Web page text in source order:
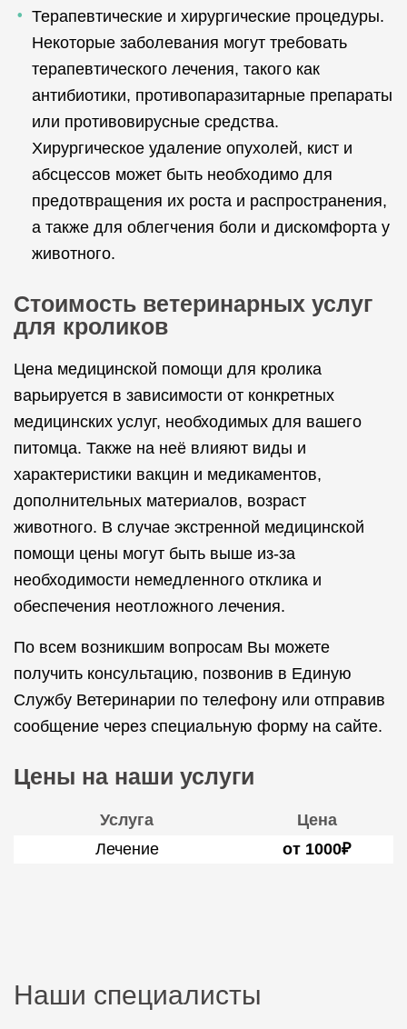
Терапевтические и хирургические процедуры.
Некоторые заболевания могут требовать
терапевтического лечения, такого как
антибиотики, противопаразитарные препараты
или противовирусные средства.
Хирургическое удаление опухолей, кист и
абсцессов может быть необходимо для
предотвращения их роста и распространения,
а также для облегчения боли и дискомфорта у
животного.
Стоимость ветеринарных услуг
для кроликов
Цена медицинской помощи для кролика
варьируется в зависимости от конкретных
медицинских услуг, необходимых для вашего
питомца. Также на неё влияют виды и
характеристики вакцин и медикаментов,
дополнительных материалов, возраст
животного. В случае экстренной медицинской
помощи цены могут быть выше из-за
необходимости немедленного отклика и
обеспечения неотложного лечения.
По всем возникшим вопросам Вы можете
получить консультацию, позвонив в Единую
Службу Ветеринарии по телефону или отправив
сообщение через специальную форму на сайте.
Цены на наши услуги
Услуга
Цена
Лечение
от 1000₽
Наши специалисты